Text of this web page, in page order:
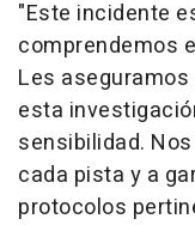
"Este incidente
comprendemos
Les
esta
sensibilidad.
cada pista y a
protocolos